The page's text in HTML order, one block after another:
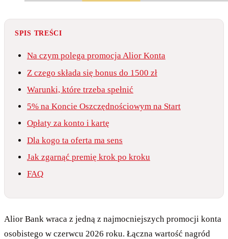
SPIS TREŚCI
Na czym polega promocja Alior Konta
Z czego składa się bonus do 1500 zł
Warunki, które trzeba spełnić
5% na Koncie Oszczędnościowym na Start
Opłaty za konto i kartę
Dla kogo ta oferta ma sens
Jak zgarnąć premię krok po kroku
FAQ
Alior Bank wraca z jedną z najmocniejszych promocji konta
osobistego w czerwcu 2026 roku. Łączna wartość nagród